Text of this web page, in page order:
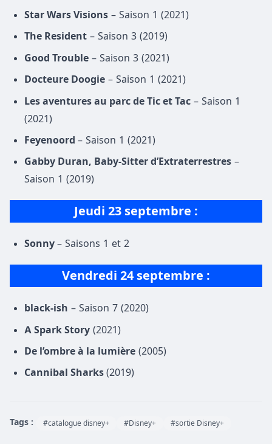
Star Wars Visions – Saison 1 (2021)
The Resident – Saison 3 (2019)
Good Trouble – Saison 3 (2021)
Docteure Doogie – Saison 1 (2021)
Les aventures au parc de Tic et Tac – Saison 1
(2021)
Feyenoord – Saison 1 (2021)
Gabby Duran, Baby-Sitter d’Extraterrestres –
Saison 1 (2019)
Jeudi 23 septembre :
Sonny – Saisons 1 et 2
Vendredi 24 septembre :
black-ish – Saison 7 (2020)
A Spark Story (2021)
De l’ombre à la lumière (2005)
Cannibal Sharks (2019)
Tags : #catalogue disney+ #Disney+ #sortie Disney+